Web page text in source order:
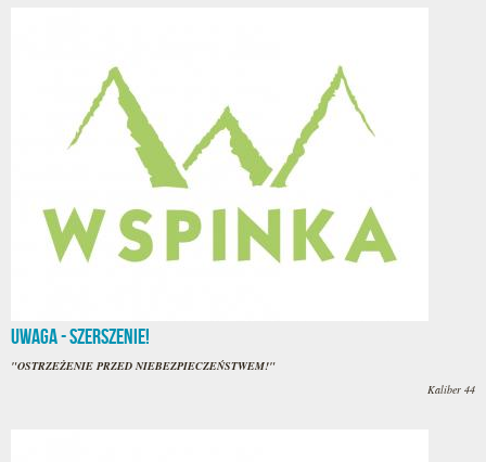
UWAGA - SZERSZENIE!
"OSTRZEŻENIE PRZED NIEBEZPIECZEŃSTWEM!"
Kaliber 44